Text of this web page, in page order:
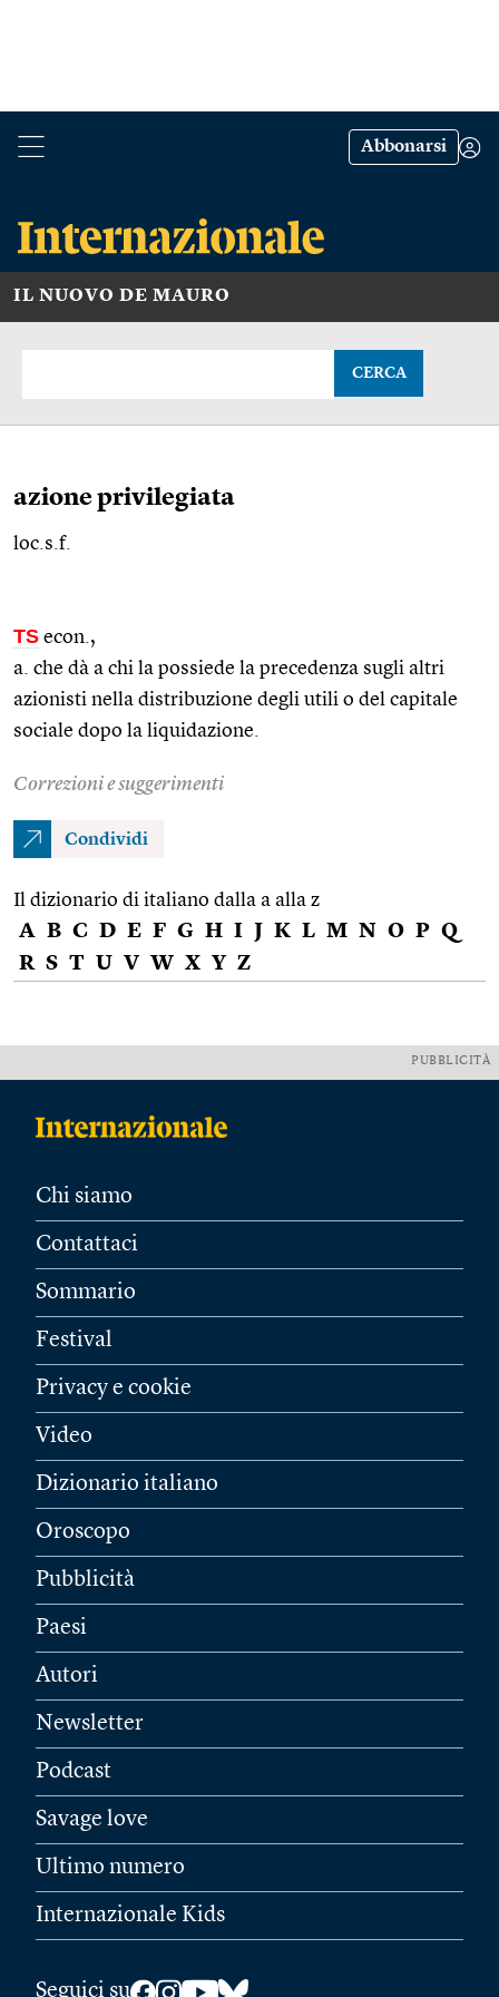
Abbonarsi
IL NUOVO DE MAURO
CERCA
azione privilegiata
loc.s.f.
TS econ. ,
a. che dà a chi la possiede la precedenza sugli altri
azionisti nella distribuzione degli utili o del capitale
sociale dopo la liquidazione.
Correzioni e suggerimenti
Condividi
Il dizionario di italiano dalla a alla z
A B C D E F G H I J K L M N O P Q
R S T U V W X Y Z
PUBBLICITÀ
Chi siamo
Contattaci
Sommario
Festival
Privacy e cookie
Video
Dizionario italiano
Oroscopo
Pubblicità
Paesi
Autori
Newsletter
Podcast
Savage love
Ultimo numero
Internazionale Kids
Seguici su